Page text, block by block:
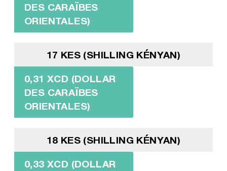
DES CARAÏBES
ORIENTALES)
17 KES (SHILLING KÉNYAN)
0,31 XCD (DOLLAR
DES CARAÏBES
ORIENTALES)
18 KES (SHILLING KÉNYAN)
0,33 XCD (DOLLAR